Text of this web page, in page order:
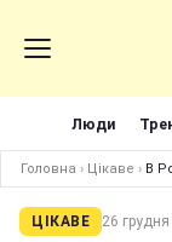
Люди
Головна › Цікаве › В
ЦІКАВЕ 26